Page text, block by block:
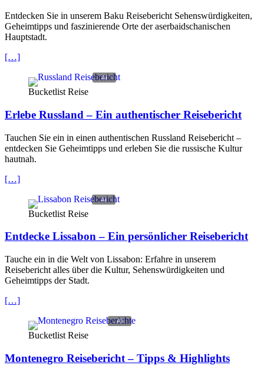
Entdecken Sie in unserem Baku Reisebericht Sehenswürdigkeiten,
Geheimtipps und faszinierende Orte der aserbaidschanischen
Hauptstadt.
[…]
Bucketlist Reise
Erlebe Russland – Ein authentischer Reisebericht
Tauchen Sie ein in einen authentischen Russland Reisebericht –
entdecken Sie Geheimtipps und erleben Sie die russische Kultur
hautnah.
[…]
Bucketlist Reise
Entdecke Lissabon – Ein persönlicher Reisebericht
Tauche ein in die Welt von Lissabon: Erfahre in unserem
Reisebericht alles über die Kultur, Sehenswürdigkeiten und
Geheimtipps der Stadt.
[…]
Bucketlist Reise
Montenegro Reisebericht – Tipps & Highlights